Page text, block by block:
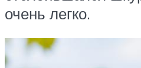
очень легко.